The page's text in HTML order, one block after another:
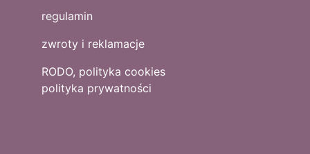
regulamin
zwroty i reklamacje
RODO, polityka cookies
polityka prywatności